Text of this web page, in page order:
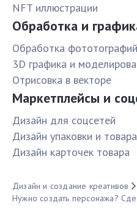
NFT иллюстрации
Обработка и
Обработка фототографий
3D графика и
Отрисовка в векторе
Маркетплейсы и
Дизайн для соцсетей
Дизайн упаковки и товара
Дизайн карточек товара
Дизайн и создание креативов
Нужно создать персонажа?